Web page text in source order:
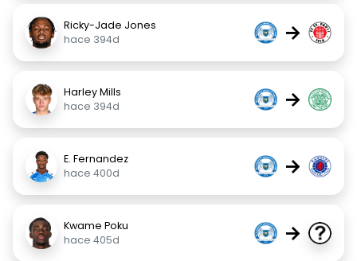
Ricky-Jade Jones
hace 394d
→
Harley Mills
hace 394d
→
E. Fernandez
hace 400d
→
Kwame Poku
hace 405d
→